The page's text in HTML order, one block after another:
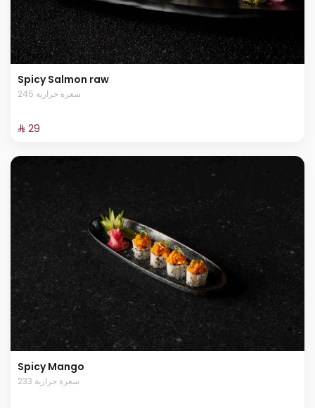
Spicy Salmon raw
245 سعرة حرارية
⁨⁦‪‬ 29⁩
Spicy Mango
233 سعرة حرارية